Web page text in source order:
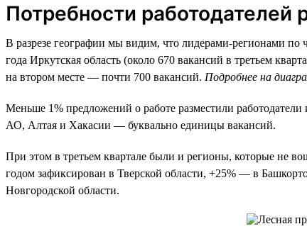
Потребности работодателей
В разрезе географии мы видим, что лидерами-регионами по
года Иркутская область (около 670 вакансий в третьем
на втором месте — почти 700 вакансий. Подробнее на
Меньше 1% предложений о работе разместили
АО, Алтая и Хакасии — буквально единицы вакансий.
При этом в третьем квартале были и регионы, которые не
годом зафиксирован в Тверской области, +25% — в
Новгородской области.